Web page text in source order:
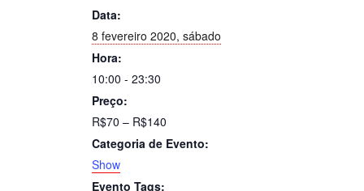
Data:
8 fevereiro 2020, sábado
Hora:
10:00 - 23:30
Preço:
R$70 – R$140
Categoria de Evento:
Show
Evento Tags: